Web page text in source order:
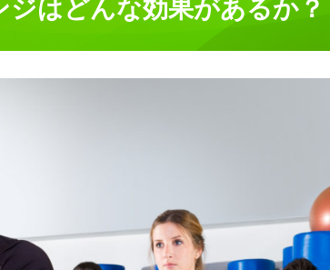
ジはどんな効果があるか？